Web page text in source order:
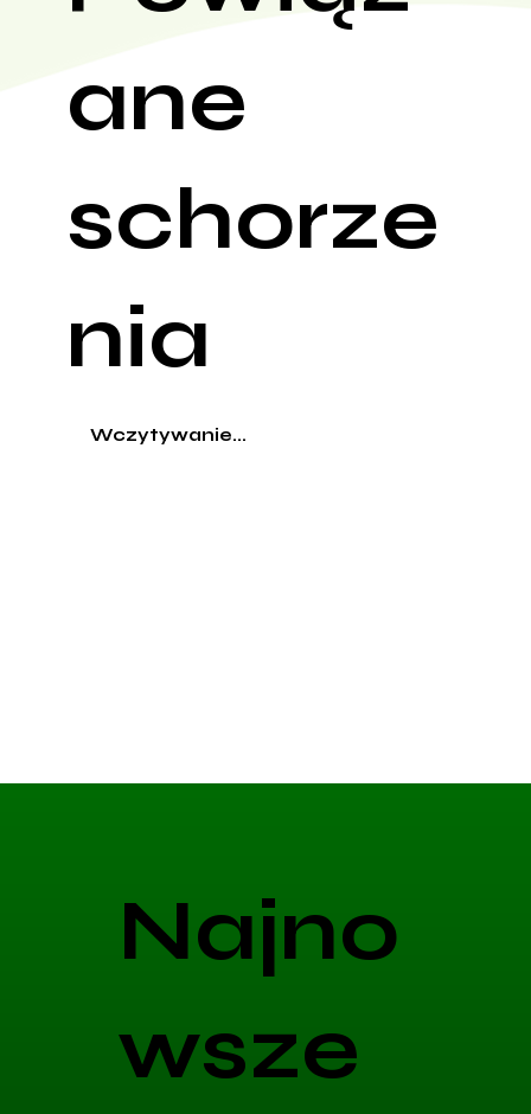
ane
schorze
nia
Wczytywanie...
Najno
wsze